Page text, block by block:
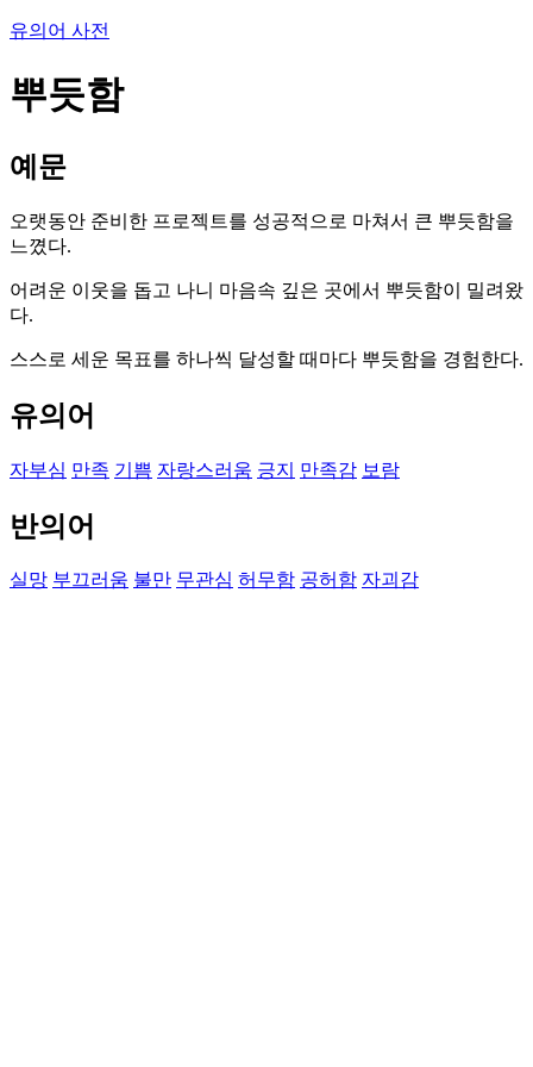
유의어 사전
뿌듯함
예문
오랫동안 준비한 프로젝트를 성공적으로 마쳐서 큰 뿌듯함을
느꼈다.
어려운 이웃을 돕고 나니 마음속 깊은 곳에서 뿌듯함이 밀려왔
다.
스스로 세운 목표를 하나씩 달성할 때마다 뿌듯함을 경험한다.
유의어
자부심 만족 기쁨 자랑스러움 긍지 만족감 보람
반의어
실망 부끄러움 불만 무관심 허무함 공허함 자괴감